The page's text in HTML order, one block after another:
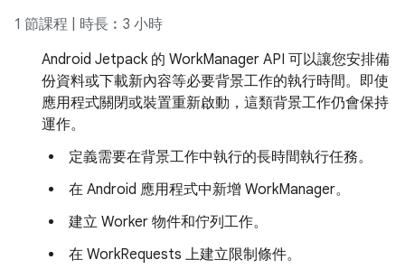
1 節課程 | 時長︰3 小時
Android Jetpack 的 WorkManager API 可以讓您安排備
份資料或下載新內容等必要背景工作的執行時間。即使
應用程式關閉或裝置重新啟動，這類背景工作仍會保持
運作。
定義需要在背景工作中執行的長時間執行任務。
在 Android 應用程式中新增 WorkManager。
建立 Worker 物件和佇列工作。
在 WorkRequests 上建立限制條件。